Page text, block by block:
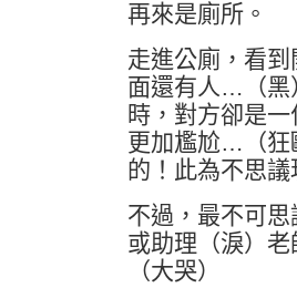
再來是廁所。
走進公廁，看
面還有人…（黑
時，對方卻是
更加尷尬…（狂
的！此為不思議
不過，最不可
或助理（淚）
（大哭）